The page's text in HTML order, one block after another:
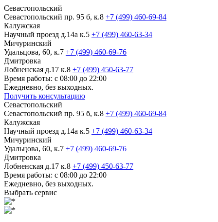
Севастопольский
Севастопольский пр. 95 б, к.8 +7 (499) 460-69-84
Калужская
Научный проезд д.14а к.5 +7 (499) 460-63-34
Мичуринский
Удальцова, 60, к.7 +7 (499) 460-69-76
Дмитровка
Лобненская д.17 к.8 +7 (499) 450-63-77
Время работы: с 08:00 до 22:00
Ежедневно, без выходных.
Получить консультацию
Севастопольский
Севастопольский пр. 95 б, к.8 +7 (499) 460-69-84
Калужская
Научный проезд д.14а к.5 +7 (499) 460-63-34
Мичуринский
Удальцова, 60, к.7 +7 (499) 460-69-76
Дмитровка
Лобненская д.17 к.8 +7 (499) 450-63-77
Время работы: с 08:00 до 22:00
Ежедневно, без выходных.
Выбрать сервис